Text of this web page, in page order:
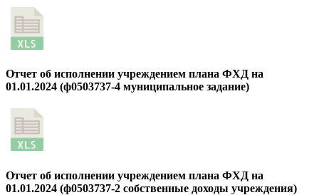
Отчет об исполнении учреждением плана ФХД на
01.01.2024 (ф0503737-4 муниципальное задание)
Отчет об исполнении учреждением плана ФХД на
01.01.2024 (ф0503737-2 собственные доходы учреждения)